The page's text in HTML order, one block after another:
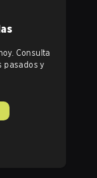
Consulta
pasados y